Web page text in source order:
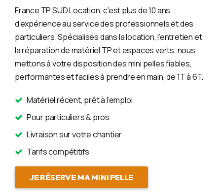
France TP SUD Location, c’est plus de 10 ans
d’expérience au service des professionnels et des
particuliers. Spécialisés dans la location, l’entretien et
la réparation de matériel TP et espaces verts, nous
mettons à votre disposition des mini pelles fiables,
performantes et faciles à prendre en main, de 1T à 6T.
Matériel récent, prêt à l’emploi
Pour particuliers & pros
Livraison sur votre chantier
Tarifs compétitifs
JE RÉSERVE MA MINI PELLE